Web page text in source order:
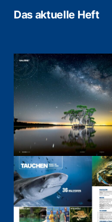
Das aktuelle Heft